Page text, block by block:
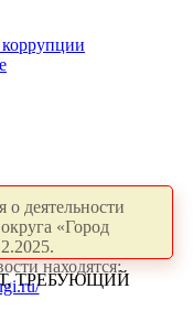
о деятельности
«Город
находятся:
ТРЕБУЮЩИЙ